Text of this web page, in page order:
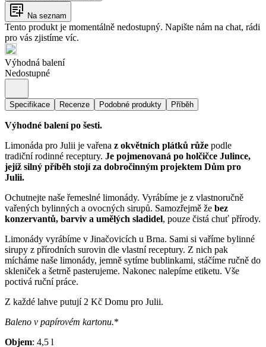
Na seznam
Tento produkt je momentálně nedostupný. Napište nám na chat, rádi
pro vás zjistíme víc.
Výhodná balení
Nedostupné
Specifikace Recenze Podobné produkty Příběh
Výhodné balení po šesti.
Limonáda pro Julii je vařena z okvětních plátků růže podle
tradiční rodinné receptury. Je pojmenovaná po holčičce Julince,
jejíž silný příběh stojí za dobročinným projektem Dům pro
Julii.
Ochutnejte naše řemeslné limonády. Vyrábíme je z vlastnoručně
vařených bylinných a ovocných sirupů. Samozřejmě že bez
konzervantů, barviv a umělých sladidel, pouze čistá chuť přírody.
Limonády vyrábíme v Jinačovicích u Brna. Sami si vaříme bylinné
sirupy z přírodních surovin dle vlastní receptury. Z nich pak
mícháme naše limonády, jemně sytíme bublinkami, stáčíme ručně do
skleniček a šetrně pasterujeme. Nakonec nalepíme etiketu. Vše
poctivá ruční práce.
Z každé lahve putují 2 Kč Domu pro Julii.
Baleno v papírovém kartonu.*
Objem: 4,5 l